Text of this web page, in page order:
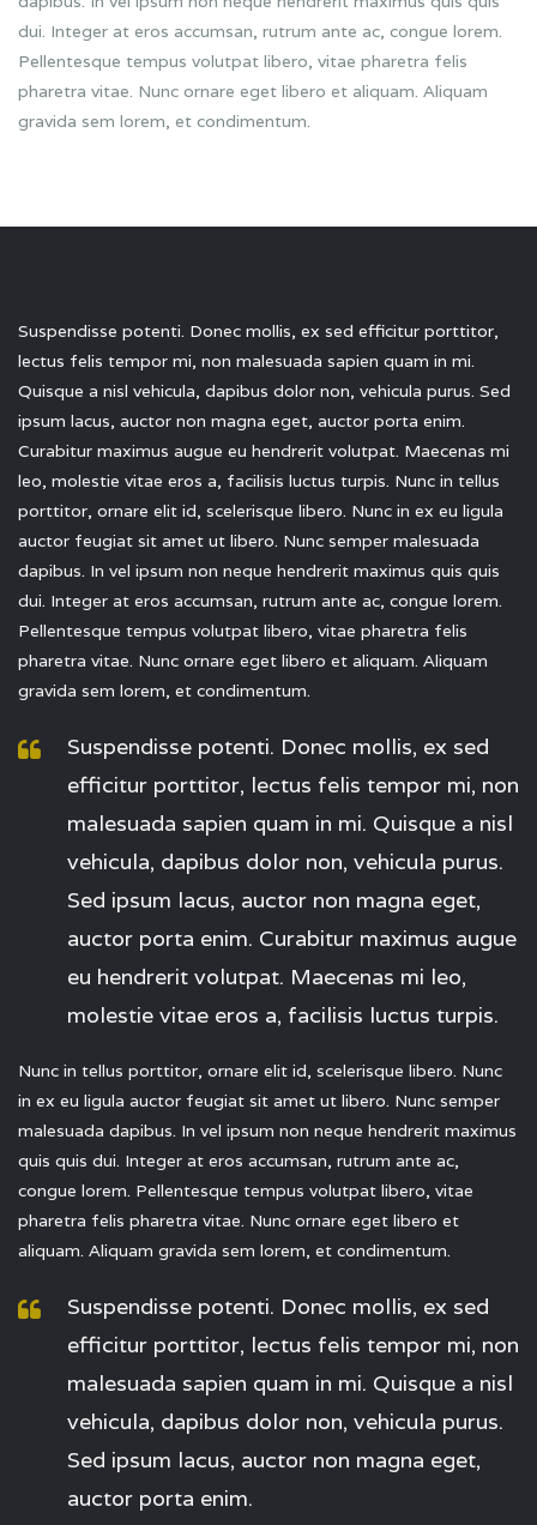
dui. Integer at eros accumsan, rutrum ante ac, congue lorem.
Pellentesque tempus volutpat libero, vitae pharetra felis
pharetra vitae. Nunc ornare eget libero et aliquam. Aliquam
gravida sem lorem, et condimentum.
Suspendisse potenti. Donec mollis, ex sed efficitur porttitor,
lectus felis tempor mi, non malesuada sapien quam in mi.
Quisque a nisl vehicula, dapibus dolor non, vehicula purus. Sed
ipsum lacus, auctor non magna eget, auctor porta enim.
Curabitur maximus augue eu hendrerit volutpat. Maecenas mi
leo, molestie vitae eros a, facilisis luctus turpis. Nunc in tellus
porttitor, ornare elit id, scelerisque libero. Nunc in ex eu ligula
auctor feugiat sit amet ut libero. Nunc semper malesuada
dapibus. In vel ipsum non neque hendrerit maximus quis quis
dui. Integer at eros accumsan, rutrum ante ac, congue lorem.
Pellentesque tempus volutpat libero, vitae pharetra felis
pharetra vitae. Nunc ornare eget libero et aliquam. Aliquam
gravida sem lorem, et condimentum.
Suspendisse potenti. Donec mollis, ex sed
efficitur porttitor, lectus felis tempor mi, non
malesuada sapien quam in mi. Quisque a nisl
vehicula, dapibus dolor non, vehicula purus.
Sed ipsum lacus, auctor non magna eget,
auctor porta enim. Curabitur maximus augue
eu hendrerit volutpat. Maecenas mi leo,
molestie vitae eros a, facilisis luctus turpis.
Nunc in tellus porttitor, ornare elit id, scelerisque libero. Nunc
in ex eu ligula auctor feugiat sit amet ut libero. Nunc semper
malesuada dapibus. In vel ipsum non neque hendrerit maximus
quis quis dui. Integer at eros accumsan, rutrum ante ac,
congue lorem. Pellentesque tempus volutpat libero, vitae
pharetra felis pharetra vitae. Nunc ornare eget libero et
aliquam. Aliquam gravida sem lorem, et condimentum.
Suspendisse potenti. Donec mollis, ex sed
efficitur porttitor, lectus felis tempor mi, non
malesuada sapien quam in mi. Quisque a nisl
vehicula, dapibus dolor non, vehicula purus.
Sed ipsum lacus, auctor non magna eget,
auctor porta enim.